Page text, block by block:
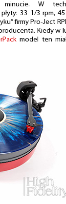
W
33 1/3 rpm,
firmy Pro-Ject
Kiedy w
model ten